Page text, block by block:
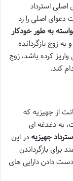
استرداد
دعوای اصلی را رد
به طور خودکار
زوج بازگردانده
کرده باشد، زوج
کند.
از جهیزیه که
به دغدغه ای
جهیزیهدر این
برای بازگرداندن
دادن دارایی های